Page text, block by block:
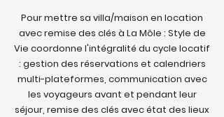
Pour mettre sa villa/maison en location
avec remise des clés à La Môle : Style de
Vie coordonne l'intégralité du cycle locatif
: gestion des réservations et calendriers
multi-plateformes, communication avec
les voyageurs avant et pendant leur
séjour, remise des clés avec état des lieux